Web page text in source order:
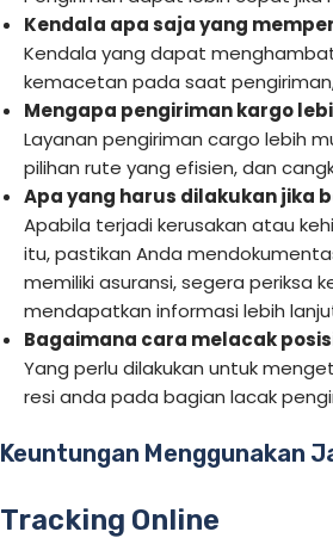
Kendala apa saja yang
Kendala yang dapat
kemacetan pada saat
Mengapa pengiriman kargo
Layanan pengiriman cargo lebih
pilihan rute yang efisien, dan
Apa yang harus dilakukan jika
Apabila terjadi kerusakan atau
itu, pastikan Anda
memiliki asuransi, segera periksa
mendapatkan informasi lebih
Bagaimana cara melacak
Yang perlu dilakukan untuk
resi anda pada bagian lacak
Keuntungan Menggunakan
Tracking Online